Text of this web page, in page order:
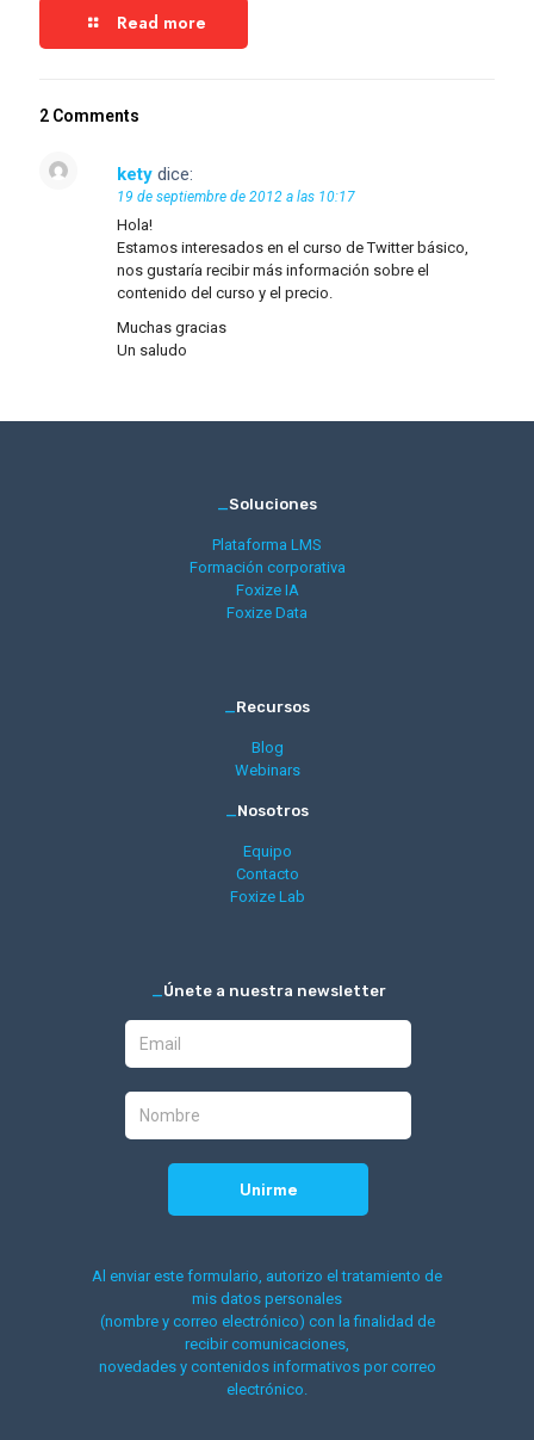
Read more
2 Comments
kety dice:
19 de septiembre de 2012 a las 10:17
Hola!
Estamos interesados en el curso de Twitter básico,
nos gustaría recibir más información sobre el
contenido del curso y el precio.
Muchas gracias
Un saludo
_Soluciones
Plataforma LMS
Formación corporativa
Foxize IA
Foxize Data
_Recursos
Blog
Webinars
_Nosotros
Equipo
Contacto
Foxize Lab
_Únete a nuestra newsletter
Al enviar este formulario, autorizo el tratamiento de
mis datos personales
(nombre y correo electrónico) con la finalidad de
recibir comunicaciones,
novedades y contenidos informativos por correo
electrónico.